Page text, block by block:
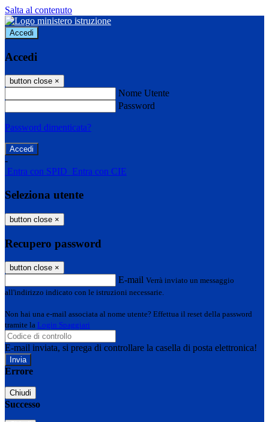
Salta al contenuto
Accedi
Accedi
button close ×
Nome Utente
Password
Password dimenticata?
-
Entra con SPID Entra con CIE
Seleziona utente
button close ×
Recupero password
button close ×
E-mail Verrà inviato un messaggio
all'indirizzo indicato con le istruzioni necessarie.
Non hai una e-mail associata al nome utente? Effettua il reset della password
tramite la Login Spaggiari
E-mail inviata, si prega di controllare la casella di posta elettronica!
Errore
Chiudi
Successo